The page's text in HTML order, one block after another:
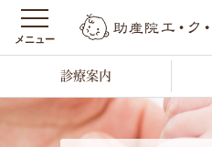
診療案内